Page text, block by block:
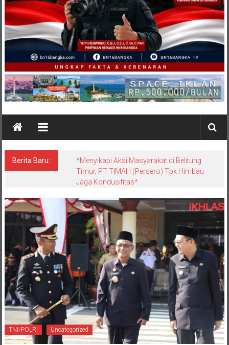
Berita Baru:
*Menyikapi Aksi Masyarakat di Belitung
Timur, PT TIMAH (Persero) Tbk Himbau
Jaga Kondusifitas*
TNI/POLRI Uncategorized